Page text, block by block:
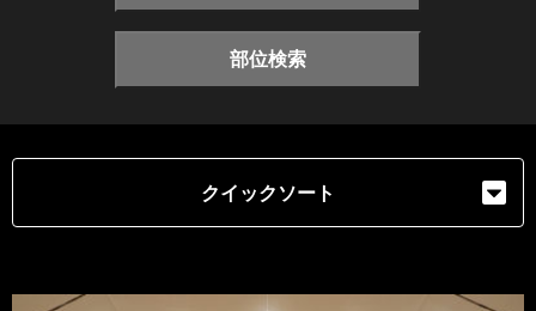
部位検索
クイックソート